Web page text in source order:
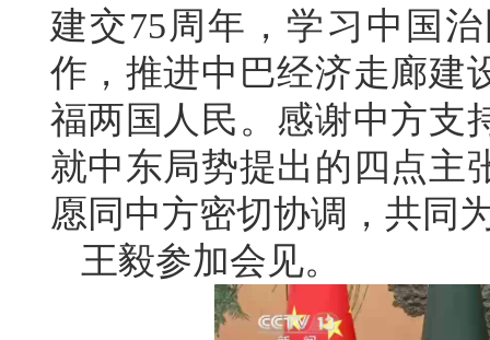
建交75周年，学习中国
作，推进中巴经济走廊建
福两国人民。感谢中方支
就中东局势提出的四点主
愿同中方密切协调，共同
王毅参加会见。